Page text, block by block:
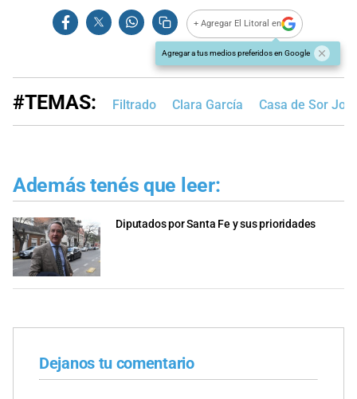
+ Agregar El Litoral en
Agregar a tus medios preferidos en Google
#TEMAS: Filtrado Clara García Casa de Sor
Además tenés que leer:
Diputados por Santa Fe y sus prioridades
Dejanos tu comentario